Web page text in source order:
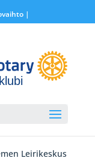
|
Leirikeskus